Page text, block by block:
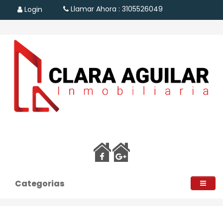
Login Llamar Ahora : 3105526049
Categorias